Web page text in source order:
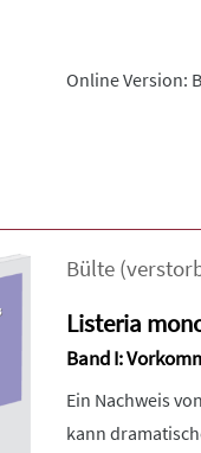
Online Version:
Bülte
Listeria
Band I:
Ein Nachweis
kann